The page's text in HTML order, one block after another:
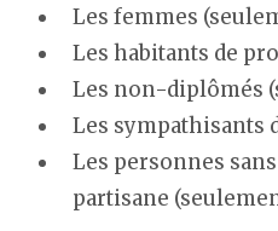
Les femmes
Les habitants de
Les non-diplômés
Les sympathisants
Les personnes
partisane